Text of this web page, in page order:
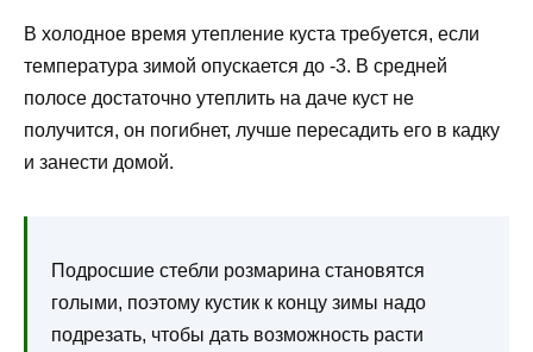
В холодное время утепление куста требуется, если
температура зимой опускается до -3. В средней
полосе достаточно утеплить на даче куст не
получится, он погибнет, лучше пересадить его в кадку
и занести домой.
Подросшие стебли розмарина становятся
голыми, поэтому кустик к концу зимы надо
подрезать, чтобы дать возможность расти